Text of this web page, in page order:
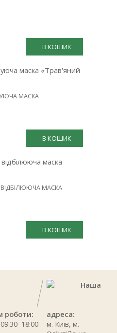
В КОШИК
МАСКА
В КОШИК
МАСКА
В КОШИК
роботи:
Наша
адреса:
м. Київ, м.